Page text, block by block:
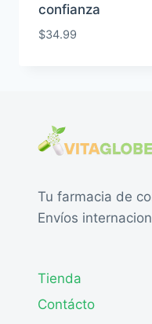
confianza
$34.99
Tu farmacia de
Envíos
Tienda
Contácto